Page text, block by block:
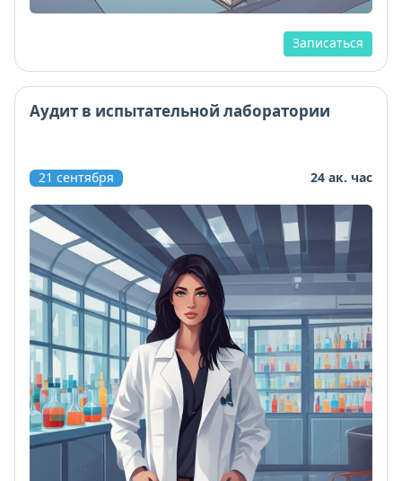
Записаться
Аудит в испытательной лаборатории
21 сентября 24 ак. час